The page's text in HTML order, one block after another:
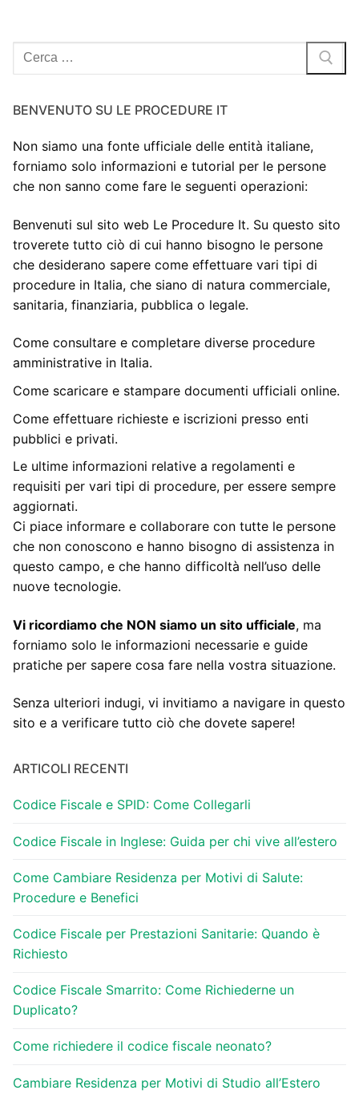
Cerca:
BENVENUTO SU LE PROCEDURE IT
Non siamo una fonte ufficiale delle entità italiane,
forniamo solo informazioni e tutorial per le persone
che non sanno come fare le seguenti operazioni:
Benvenuti sul sito web Le Procedure It. Su questo sito
troverete tutto ciò di cui hanno bisogno le persone
che desiderano sapere come effettuare vari tipi di
procedure in Italia, che siano di natura commerciale,
sanitaria, finanziaria, pubblica o legale.
Come consultare e completare diverse procedure
amministrative in Italia.
Come scaricare e stampare documenti ufficiali online.
Come effettuare richieste e iscrizioni presso enti
pubblici e privati.
Le ultime informazioni relative a regolamenti e
requisiti per vari tipi di procedure, per essere sempre
aggiornati.
Ci piace informare e collaborare con tutte le persone
che non conoscono e hanno bisogno di assistenza in
questo campo, e che hanno difficoltà nell’uso delle
nuove tecnologie.
Vi ricordiamo che NON siamo un sito ufficiale, ma
forniamo solo le informazioni necessarie e guide
pratiche per sapere cosa fare nella vostra situazione.
Senza ulteriori indugi, vi invitiamo a navigare in questo
sito e a verificare tutto ciò che dovete sapere!
ARTICOLI RECENTI
Codice Fiscale e SPID: Come Collegarli
Codice Fiscale in Inglese: Guida per chi vive all’estero
Come Cambiare Residenza per Motivi di Salute:
Procedure e Benefici
Codice Fiscale per Prestazioni Sanitarie: Quando è
Richiesto
Codice Fiscale Smarrito: Come Richiederne un
Duplicato?
Come richiedere il codice fiscale neonato?
Cambiare Residenza per Motivi di Studio all’Estero